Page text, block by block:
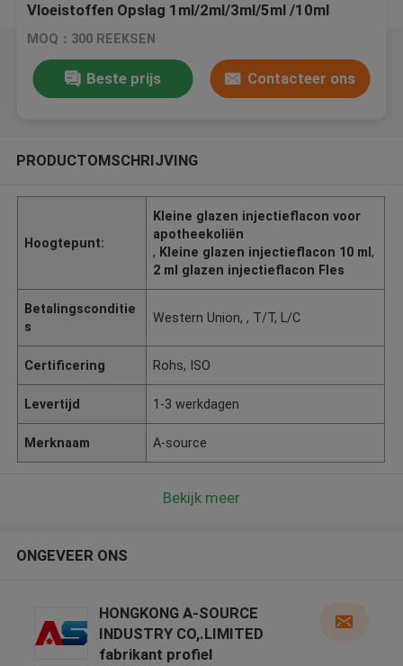
Vloeistoffen Opslag 1ml/2ml/3ml/5ml /10ml
MOQ：300 REEKSEN
Beste prijs Contacteer ons
PRODUCTOMSCHRIJVING
Hoogtepunt:
Kleine glazen injectieflacon voor
apotheekoliën
, Kleine glazen injectieflacon 10 ml,
2 ml glazen injectieflacon Fles
Betalingsconditie
s
Western Union, , T/T, L/C
Certificering Rohs, ISO
Levertijd 1-3 werkdagen
Merknaam A-source
Bekijk meer
ONGEVEER ONS
HONGKONG A-SOURCE
INDUSTRY CO,.LIMITED
fabrikant profiel